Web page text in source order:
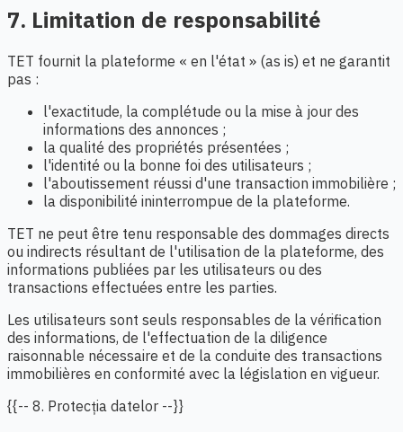
7. Limitation de responsabilité
TET fournit la plateforme « en l'état » (as is) et ne garantit
pas :
l'exactitude, la complétude ou la mise à jour des
informations des annonces ;
la qualité des propriétés présentées ;
l'identité ou la bonne foi des utilisateurs ;
l'aboutissement réussi d'une transaction immobilière ;
la disponibilité ininterrompue de la plateforme.
TET ne peut être tenu responsable des dommages directs
ou indirects résultant de l'utilisation de la plateforme, des
informations publiées par les utilisateurs ou des
transactions effectuées entre les parties.
Les utilisateurs sont seuls responsables de la vérification
des informations, de l'effectuation de la diligence
raisonnable nécessaire et de la conduite des transactions
immobilières en conformité avec la législation en vigueur.
{{-- 8. Protecția datelor --}}